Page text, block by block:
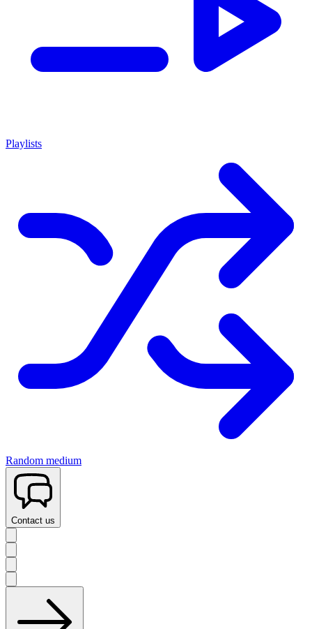
Playlists
Random medium
Contact us